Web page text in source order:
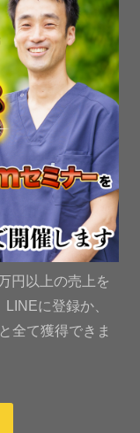
円以上の売上を
に登録か、
全て獲得できま